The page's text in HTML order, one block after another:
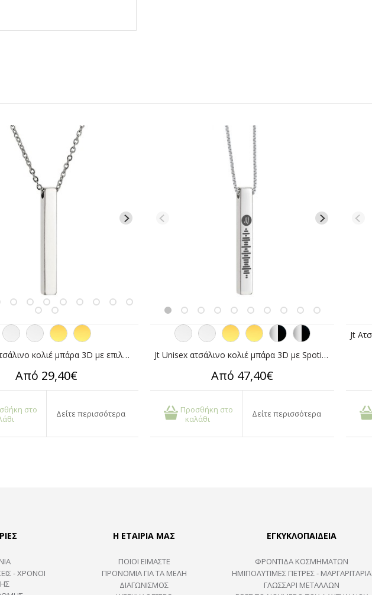
Jt Unisex ατσάλινο κολιέ μπάρα 3D με επιλογή χάραξης
Από 29,40€
στο
Δείτε περισσότερα
Jt Unisex ατσάλινο κολιέ μπάρα 3D με Spotify code
Από 47,40€
Προσθήκη στο
καλάθι
Δείτε περισσότερα
- ΧΡΟΝΟΙ
Η ΕΤΑΙΡΙΑ ΜΑΣ
ΠΟΙΟΙ ΕΙΜΑΣΤΕ
ΠΡΟΝΟΜΙΑ ΓΙΑ ΤΑ ΜΕΛΗ
ΔΙΑΓΩΝΙΣΜΟΣ
ΕΓΚΥΚΛΟΠΑΙΔΕΙΑ
ΦΡΟΝΤΙΔΑ ΚΟΣΜΗΜΑΤΩΝ
ΗΜΙΠΟΛΎΤΙΜΕΣ ΠΈΤΡΕΣ - ΜΑΡΓΑΡΙΤΆΡΙΑ
ΓΛΩΣΣΑΡΙ ΜΕΤΑΛΛΩΝ